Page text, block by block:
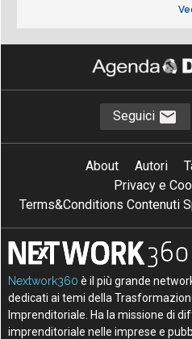
Seguici
About Autori
Privacy e
Terms&Conditions Contenuti
Nextwork360 è il più grande
dedicati ai temi della
Imprenditoriale. Ha la missione di
imprenditoriale nelle imprese e